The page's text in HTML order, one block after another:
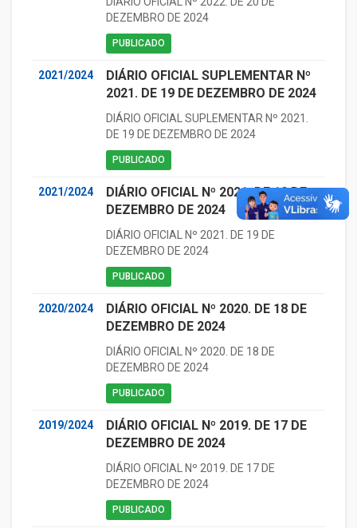
DEZEMBRO DE 2024
PUBLICADO
2021/2024
DIÁRIO OFICIAL SUPLEMENTAR Nº
2021. DE 19 DE DEZEMBRO DE 2024
DIÁRIO OFICIAL SUPLEMENTAR Nº 2021.
DE 19 DE DEZEMBRO DE 2024
PUBLICADO
2021/2024
DIÁRIO OFICIAL Nº 2021. DE 19 DE
DEZEMBRO DE 2024
DIÁRIO OFICIAL Nº 2021. DE 19 DE
DEZEMBRO DE 2024
PUBLICADO
2020/2024
DIÁRIO OFICIAL Nº 2020. DE 18 DE
DEZEMBRO DE 2024
DIÁRIO OFICIAL Nº 2020. DE 18 DE
DEZEMBRO DE 2024
PUBLICADO
2019/2024
DIÁRIO OFICIAL Nº 2019. DE 17 DE
DEZEMBRO DE 2024
DIÁRIO OFICIAL Nº 2019. DE 17 DE
DEZEMBRO DE 2024
PUBLICADO